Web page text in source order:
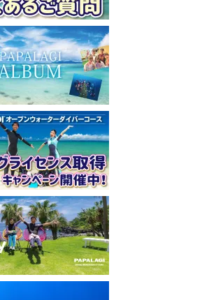
10-4
6101
#ダイビング #スキューバダイビング